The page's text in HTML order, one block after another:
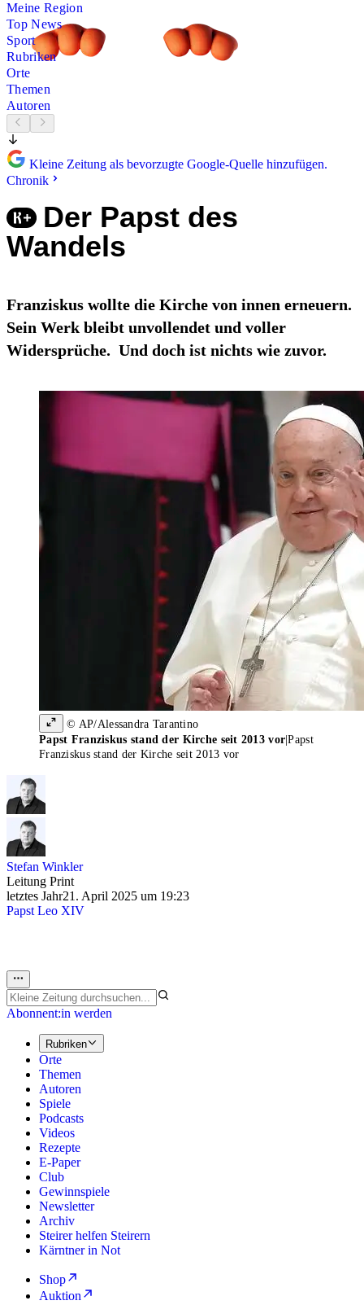
Meine Region
Top News
Sport
Rubriken
Orte
Themen
Autoren
Kleine Zeitung als bevorzugte Google-Quelle hinzufügen.
Chronik
Der Papst des
Wandels
Franziskus wollte die Kirche von innen erneuern.
Sein Werk bleibt unvollendet und voller
Widersprüche. Und doch ist nichts wie zuvor.
© AP/Alessandra Tarantino
Papst Franziskus stand der Kirche seit 2013 vor |Papst
Franziskus stand der Kirche seit 2013 vor
Stefan Winkler
Leitung Print
letztes Jahr21. April 2025 um 19:23
Papst Leo XIV
Abonnent:in werden
Rubriken
Orte
Themen
Autoren
Spiele
Podcasts
Videos
Rezepte
E-Paper
Club
Gewinnspiele
Newsletter
Archiv
Steirer helfen Steirern
Kärntner in Not
Shop
Auktion